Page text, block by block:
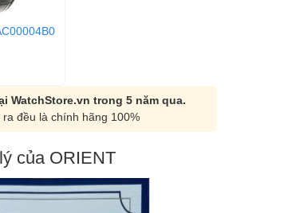
WatchStore.vn trong 5 năm qua.
đều là chính hãng 100%
của ORIENT